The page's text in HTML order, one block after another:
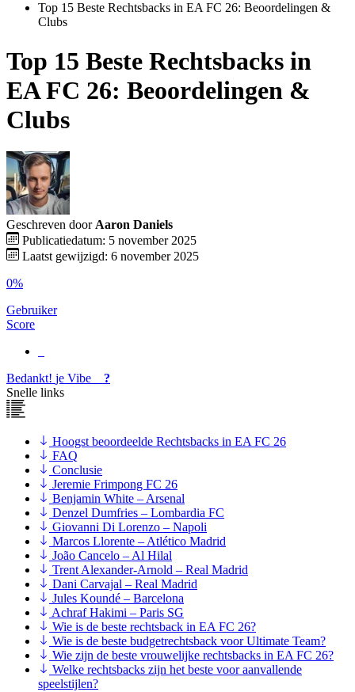
Top 15 Beste Rechtsbacks in EA FC 26: Beoordelingen &
Clubs
Top 15 Beste Rechtsbacks in
EA FC 26: Beoordelingen &
Clubs
Geschreven door Aaron Daniels
Publicatiedatum: 5 november 2025
Laatst gewijzigd: 6 november 2025
0%
Gebruiker
Score
Bedankt! je Vibe
?
Snelle links
Hoogst beoordeelde Rechtsbacks in EA FC 26
FAQ
Conclusie
Jeremie Frimpong FC 26
Benjamin White – Arsenal
Denzel Dumfries – Lombardia FC
Giovanni Di Lorenzo – Napoli
Marcos Llorente – Atlético Madrid
João Cancelo – Al Hilal
Trent Alexander-Arnold – Real Madrid
Dani Carvajal – Real Madrid
Jules Koundé – Barcelona
Achraf Hakimi – Paris SG
Wie is de beste rechtsback in EA FC 26?
Wie is de beste budgetrechtsback voor Ultimate Team?
Wie zijn de beste vrouwelijke rechtsbacks in EA FC 26?
Welke rechtsbacks zijn het beste voor aanvallende
speelstijlen?